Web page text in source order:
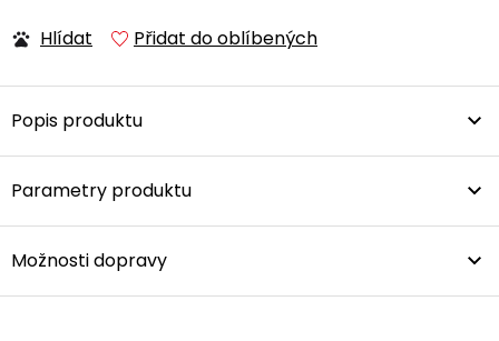
Hlídat Přidat do oblíbených
Popis produktu
Parametry produktu
Možnosti dopravy